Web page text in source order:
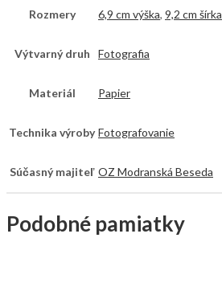
Rozmery 6,9 cm výška, 9,2 cm šírka
Výtvarný druh Fotografia
Materiál Papier
Technika výroby Fotografovanie
Súčasný majiteľ OZ Modranská Beseda
Podobné pamiatky